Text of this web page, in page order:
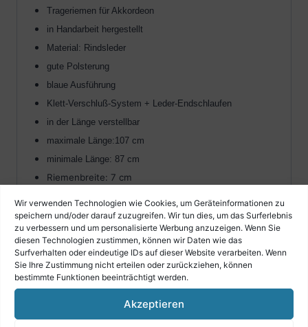
Wir verwenden Technologien wie Cookies, um Geräteinformationen zu
speichern und/oder darauf zuzugreifen. Wir tun dies, um das Surferlebnis
zu verbessern und um personalisierte Werbung anzuzeigen. Wenn Sie
diesen Technologien zustimmen, können wir Daten wie das
Surfverhalten oder eindeutige IDs auf dieser Website verarbeiten. Wenn
Sie Ihre Zustimmung nicht erteilen oder zurückziehen, können
bestimmte Funktionen beeinträchtigt werden.
Akzeptieren
Trageriemen für Akkordeon
in Handarbeit hergestellt
Material: Rindsleder
gute Polsterung
blaue Ausführung
Klett-Verschluß-System + Leder-Endschlaufen
in der Länge verstellbar
maximale Länge:107 cm
minimale Länge: 87 cm
Riemenbreite: 7 cm
Ähnliche Produkte